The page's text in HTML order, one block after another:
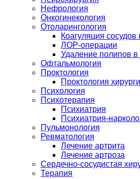
Нефрология
Онкогинекология
Отоларингология
Коагуляция
ЛОР-операции
Удаление полипов в
Офтальмология
Проктология
Проктология
Психология
Психотерапия
Психиатрия
Психиатрия-
Пульмонология
Ревматология
Лечение артрита
Лечение артроза
Сердечно-сосудистая
Терапия